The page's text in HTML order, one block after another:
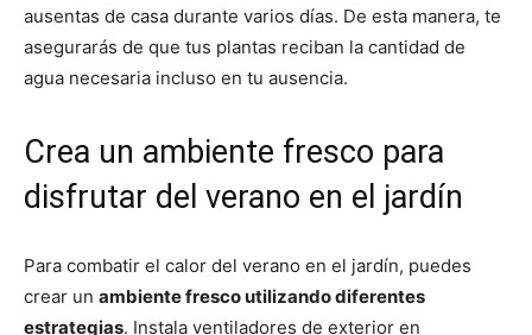
ausentas de casa durante varios días. De esta manera, te
asegurarás de que tus plantas reciban la cantidad de
agua necesaria incluso en tu ausencia.
Crea un ambiente fresco para
disfrutar del verano en el jardín
Para combatir el calor del verano en el jardín, puedes
crear un ambiente fresco utilizando diferentes
estrategias. Instala ventiladores de exterior en